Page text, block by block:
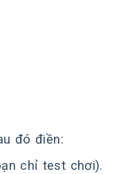
đó điền:
chỉ test chơi).